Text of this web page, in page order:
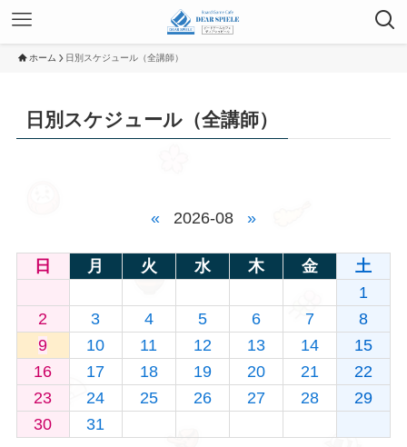
ホーム 日別スケジュール（全講師）
日別スケジュール（全講師）
« 2026-08 »
日 月 火 水 木 金
土
1
2
3 4 5 6 7
8
9
10 11 12 13 14
15
16
17 18 19 20 21
22
23
24 25 26 27 28
29
30
31